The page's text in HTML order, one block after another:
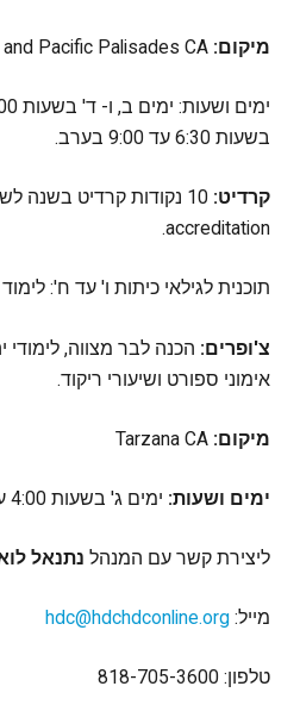
מיקום:
בשעות 6:30 עד 9:00 בערב.
קרדיט:
accreditation.
תוכנית לגילאי כיתות ו' עד ח':
צ'ופרים: הכנה לבר מצווה,
אימוני ספורט ושיעורי ריקוד.
מיקום:
ימים ושעות: ימים ג' בשעות 4:00 עד 6:30 אחה"צ
ליצירת קשר עם המנהל נתנאל
מייל:
טלפון: 818-705-3600